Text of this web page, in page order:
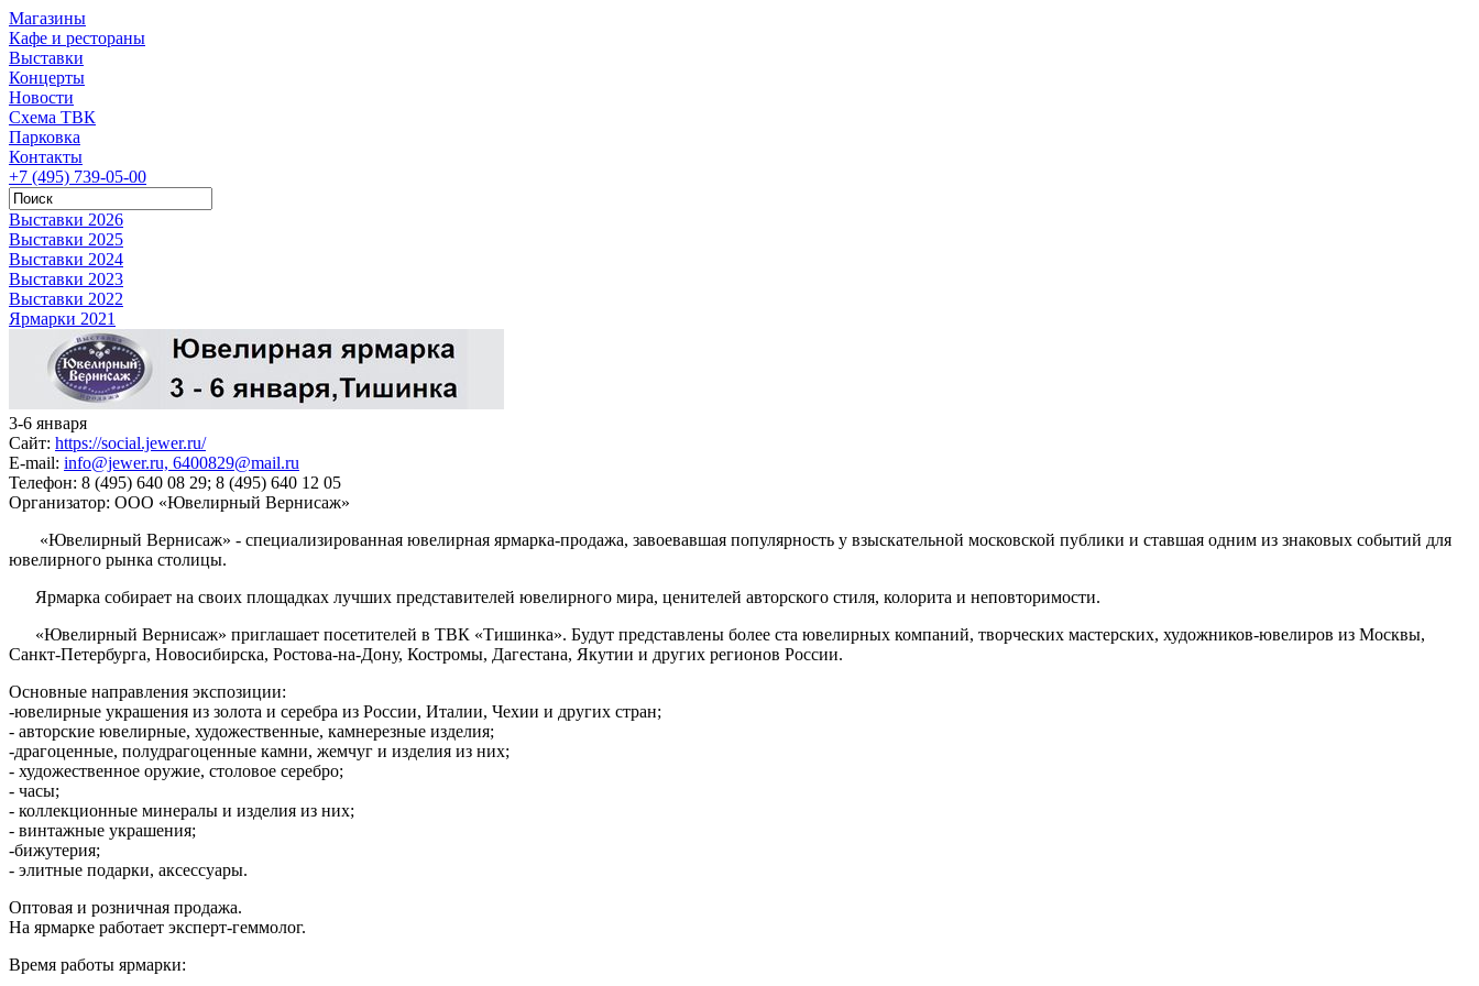
Магазины
Кафе и рестораны
Выставки
Концерты
Новости
Схема ТВК
Парковка
Контакты
+7 (495) 739-05-00
Выставки 2026
Выставки 2025
Выставки 2024
Выставки 2023
Выставки 2022
Ярмарки 2021
3-6 января
Сайт: https://social.jewer.ru/
E-mail: info@jewer.ru, 6400829@mail.ru
Телефон: 8 (495) 640 08 29; 8 (495) 640 12 05
Организатор: ООО «Ювелирный Вернисаж»
«Ювелирный Вернисаж» - специализированная ювелирная ярмарка-продажа, завоевавшая популярность у взыскательной московской публики и ставшая одним из знаковых событий для
ювелирного рынка столицы.
Ярмарка собирает на своих площадках лучших представителей ювелирного мира, ценителей авторского стиля, колорита и неповторимости.
«Ювелирный Вернисаж» приглашает посетителей в ТВК «Тишинка». Будут представлены более ста ювелирных компаний, творческих мастерских, художников-ювелиров из Москвы,
Санкт-Петербурга, Новосибирска, Ростова-на-Дону, Костромы, Дагестана, Якутии и других регионов России.
Основные направления экспозиции:
-ювелирные украшения из золота и серебра из России, Италии, Чехии и других стран;
- авторские ювелирные, художественные, камнерезные изделия;
-драгоценные, полудрагоценные камни, жемчуг и изделия из них;
- художественное оружие, столовое серебро;
- часы;
- коллекционные минералы и изделия из них;
- винтажные украшения;
-бижутерия;
- элитные подарки, аксессуары.
Оптовая и розничная продажа.
На ярмарке работает эксперт-геммолог.
Время работы ярмарки: